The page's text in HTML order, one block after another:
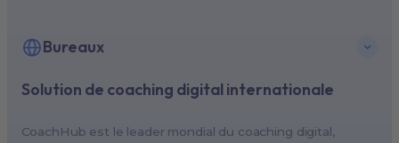
Solution de coaching digital internationale
CoachHub est le leader mondial du coaching digital,
Bureaux
New York, USA (North America HQ)